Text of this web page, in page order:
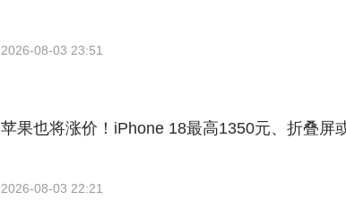
2026-08-03 23:51
苹果也将涨价！iPhone 18最高1350元、折叠屏
2026-08-03 22:21